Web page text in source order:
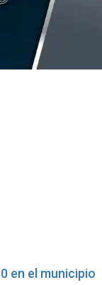
en el municipio